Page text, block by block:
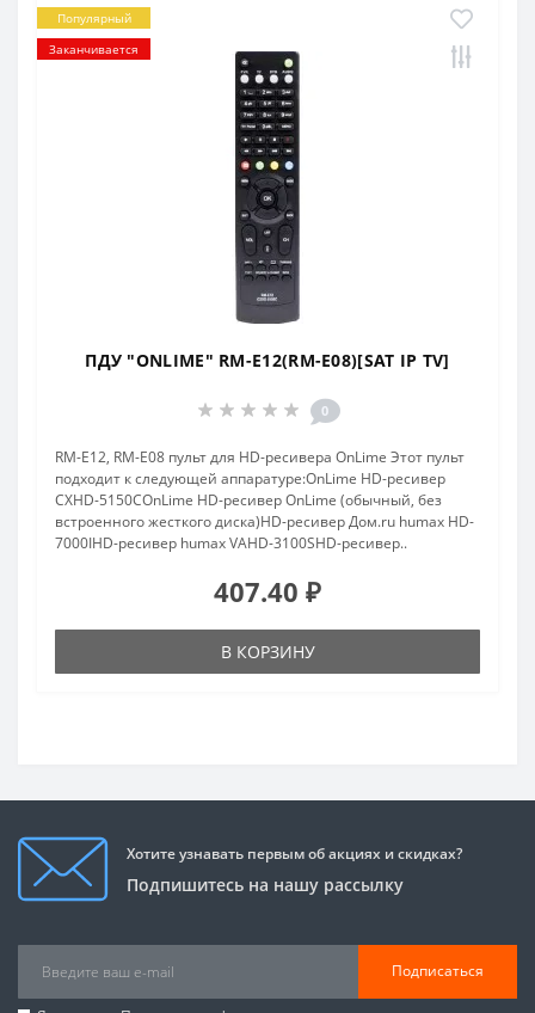
Популярный
Заканчивается
ПДУ "ONLIME" RM-E12(RM-E08)[SAT IP TV]
0
RM-E12, RM-E08 пульт для HD-ресивера OnLime Этот пульт
подходит к следующей аппаратуре:OnLime HD-ресивер
CXHD-5150COnLime HD-ресивер OnLime (обычный, без
встроенного жесткого диска)HD-ресивер Дом.ru humax HD-
7000IHD-ресивер humax VAHD-3100SHD-ресивер..
407.40 ₽
В КОРЗИНУ
Хотите узнавать первым об акциях и скидках?
Подпишитесь на нашу рассылку
Подписаться